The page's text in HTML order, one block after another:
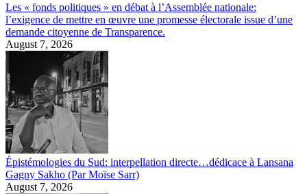
Les « fonds politiques » en débat à l’Assemblée nationale:
l’exigence de mettre en œuvre une promesse électorale issue d’une
demande citoyenne de Transparence.
August 7, 2026
Épistémologies du Sud: interpellation directe…dédicace à Lansana
Gagny Sakho (Par Moïse Sarr)
August 7, 2026